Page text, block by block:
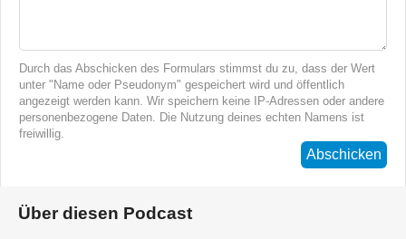
Durch das Abschicken des Formulars stimmst du zu, dass der Wert
unter "Name oder Pseudonym" gespeichert wird und öffentlich
angezeigt werden kann. Wir speichern keine IP-Adressen oder andere
personenbezogene Daten. Die Nutzung deines echten Namens ist
freiwillig.
Abschicken
Über diesen Podcast